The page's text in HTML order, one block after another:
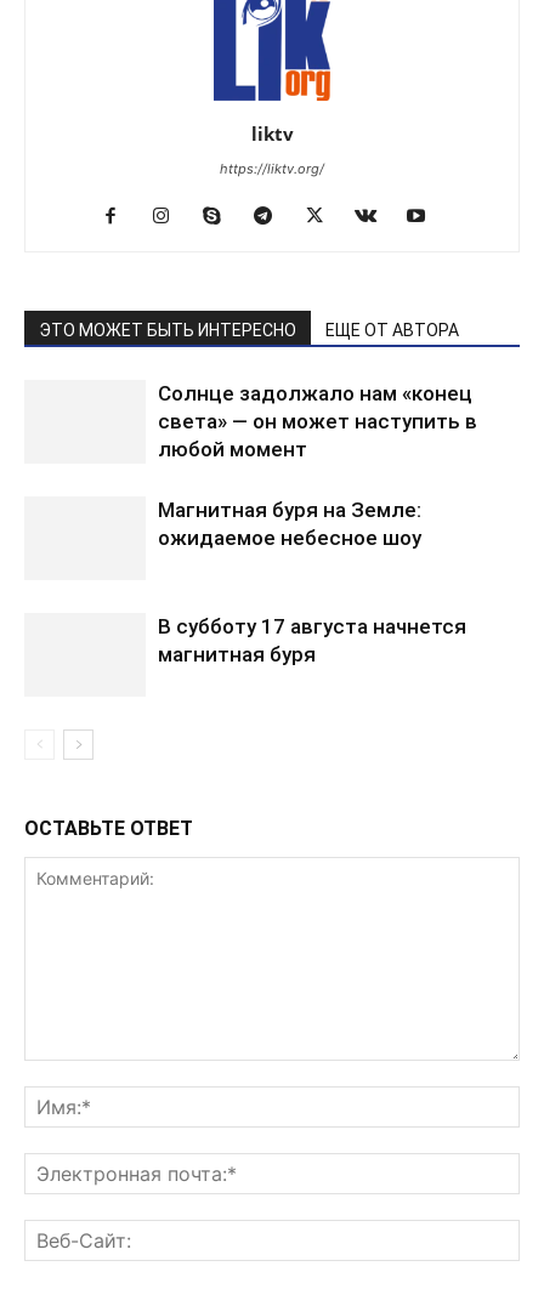
liktv
https://liktv.org/
ЭТО МОЖЕТ БЫТЬ ИНТЕРЕСНО ЕЩЕ ОТ АВТОРА
Солнце задолжало нам «конец
света» — он может наступить в
любой момент
Магнитная буря на Земле:
ожидаемое небесное шоу
В субботу 17 августа начнется
магнитная буря
ОСТАВЬТЕ ОТВЕТ